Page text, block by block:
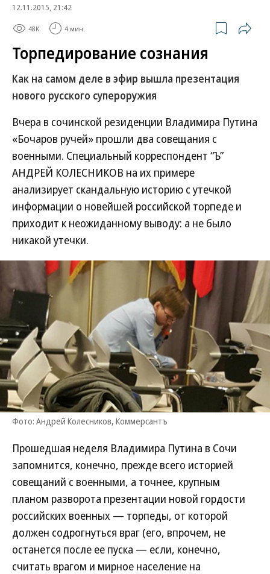
12.11.2015, 21:42
48K 4 мин.
Торпедирование сознания
Как на самом деле в эфир вышла презентация
нового русского супероружия
Вчера в сочинской резиденции Владимира Путина
«Бочаров ручей» прошли два совещания с
военными. Специальный корреспондент “Ъ”
АНДРЕЙ КОЛЕСНИКОВ на их примере
анализирует скандальную историю с утечкой
информации о новейшей российской торпеде и
приходит к неожиданному выводу: а не было
никакой утечки.
Фото: Андрей Колесников, Коммерсантъ
Прошедшая неделя Владимира Путина в Сочи
запомнится, конечно, прежде всего историей
совещаний с военными, а точнее, крупным
планом разворота презентации новой гордости
российских военных — торпеды, от которой
должен содрогнуться враг (его, впрочем, не
останется после ее пуска — если, конечно,
считать врагом и мирное население на